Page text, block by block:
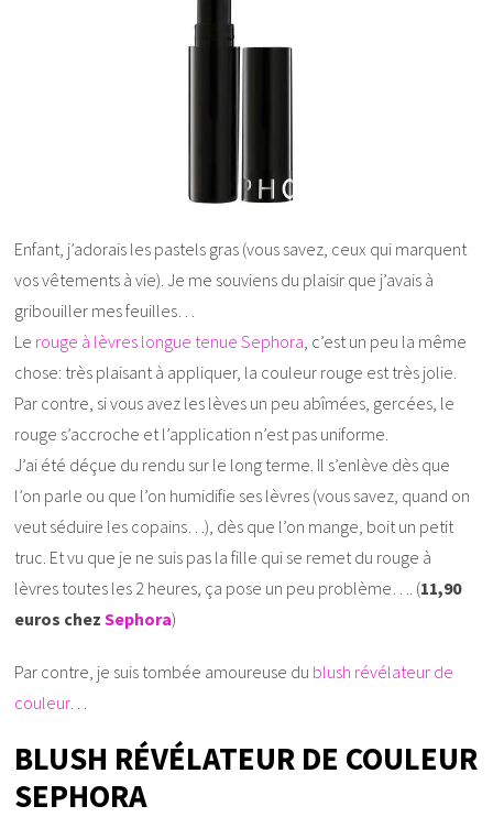
Enfant, j’adorais les pastels gras (vous savez, ceux qui marquent
vos vêtements à vie). Je me souviens du plaisir que j’avais à
gribouiller mes feuilles…
Le rouge à lèvres longue tenue Sephora , c’est un peu la même
chose: très plaisant à appliquer, la couleur rouge est très jolie.
Par contre, si vous avez les lèves un peu abîmées, gercées, le
rouge s’accroche et l’application n’est pas uniforme.
J’ai été déçue du rendu sur le long terme. Il s’enlève dès que
l’on parle ou que l’on humidifie ses lèvres (vous savez, quand on
veut séduire les copains…), dès que l’on mange, boit un petit
truc. Et vu que je ne suis pas la fille qui se remet du rouge à
lèvres toutes les 2 heures, ça pose un peu problème…. (11,90
euros chezSephora)
Par contre, je suis tombée amoureuse du blush révélateur de
couleur…
BLUSH RÉVÉLATEUR DE COULEUR
SEPHORA